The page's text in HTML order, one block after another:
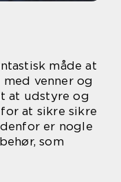
måde at
venner og
at udstyre og
at sikre sikre
er nogle
som